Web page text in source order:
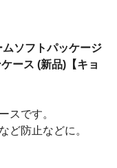
ムソフトパッケージ
ース (新品)【キョ
スです。
ど防止などに。